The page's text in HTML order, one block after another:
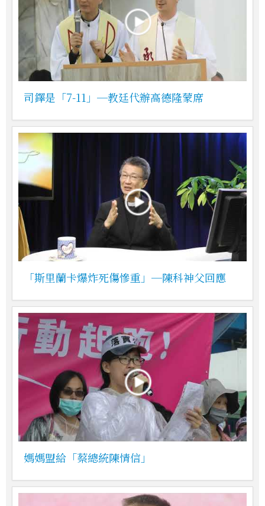
司鐸是「7-11」─教廷代辦高德隆蒙席
「斯里蘭卡爆炸死傷慘重」─陳科神父回應
媽媽盟給「蔡總統陳情信」